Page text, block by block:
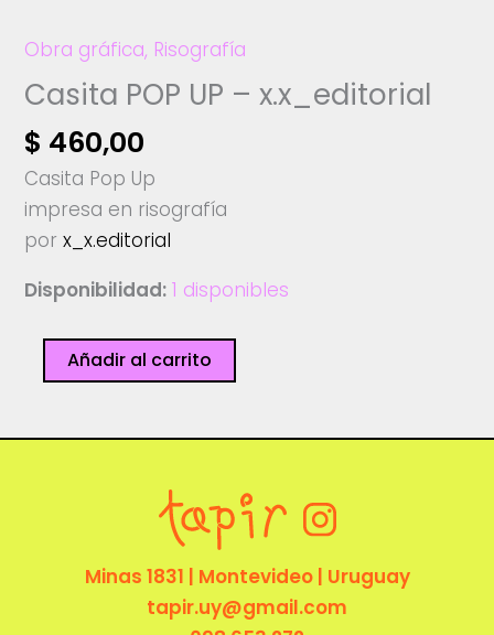
Obra gráfica, Risografía
Casita POP UP – x.x_editorial
$ 460,00
Casita Pop Up
impresa en risografía
porx_x.editorial
Disponibilidad: 1 disponibles
Casita
POP
-
Añadir al carrito
Minas 1831 | Montevideo | Uruguay
tapir.uy@gmail.com